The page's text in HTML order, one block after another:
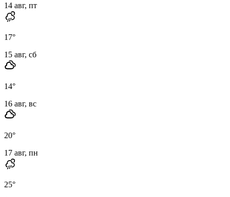
14 авг, пт
17°
15 авг, сб
14°
16 авг, вс
20°
17 авг, пн
25°